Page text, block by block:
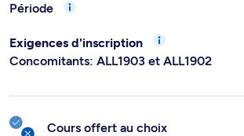
Période
Exigences d'inscription
Concomitants: ALL1903 et ALL1902
Cours offert au choix